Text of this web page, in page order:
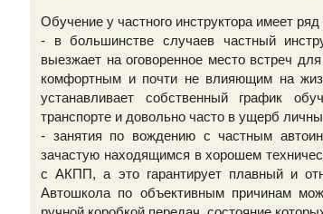
Обучение у частного инструктора имеет
- в большинстве случаев частный
выезжает на оговоренное место встреч
комфортным и почти не влияющим на
устанавливает собственный график
транспорте и довольно часто в ущерб
- занятия по вождению с частным
зачастую находящимся в хорошем
с АКПП, а это гарантирует плавный и
Автошкола по объективным причинам